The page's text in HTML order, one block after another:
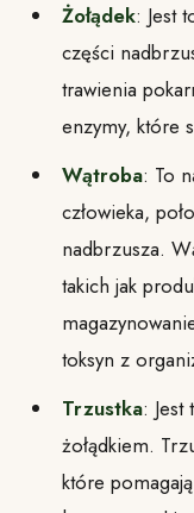
Żołądek: Jest
części
trawienia
enzymy, które
Wątroba: To
człowieka,
nadbrzusza.
takich jak
toksyn z
Trzustka: Jest
żołądkiem.
które